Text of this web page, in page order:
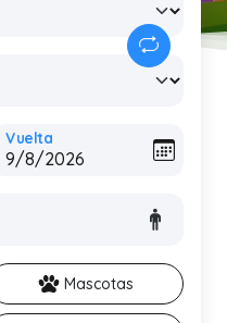
Vuelta
Mascotas